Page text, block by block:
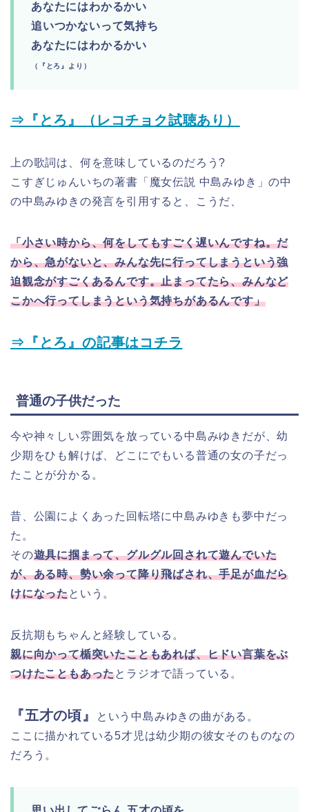
あなたにはわかるかい
追いつかないって気持ち
あなたにはわかるかい
（『とろ』より）
⇒『とろ』（レコチョク試聴あり）
上の歌詞は、何を意味しているのだろう?
こすぎじゅんいちの著書「魔女伝説 中島みゆき」の中
の中島みゆきの発言を引用すると、こうだ、
「小さい時から、何をしてもすごく遅いんですね。だ
から、急がないと、みんな先に行ってしまうという強
迫観念がすごくあるんです。止まってたら、みんなど
こかへ行ってしまうという気持ちがあるんです」
⇒『とろ』の記事はコチラ
普通の子供だった
今や神々しい雰囲気を放っている中島みゆきだが、幼
少期をひも解けば、どこにでもいる普通の女の子だっ
たことが分かる。
昔、公園によくあった回転塔に中島みゆきも夢中だっ
た。
その遊具に掴まって、グルグル回されて遊んでいた
が、ある時、勢い余って降り飛ばされ、手足が血だら
けになったという。
反抗期もちゃんと経験している。
親に向かって楯突いたこともあれば、ヒドい言葉をぶ
つけたこともあったとラジオで語っている。
『五才の頃』
という中島みゆきの曲がある。
ここに描かれている5才児は幼少期の彼女そのものなの
だろう。